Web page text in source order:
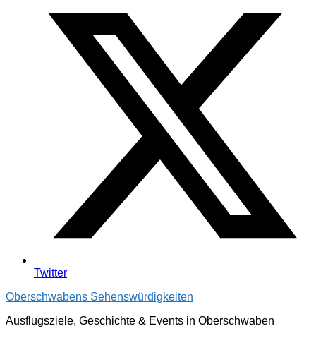
Twitter
Oberschwabens Sehenswürdigkeiten
Ausflugsziele, Geschichte & Events in Oberschwaben